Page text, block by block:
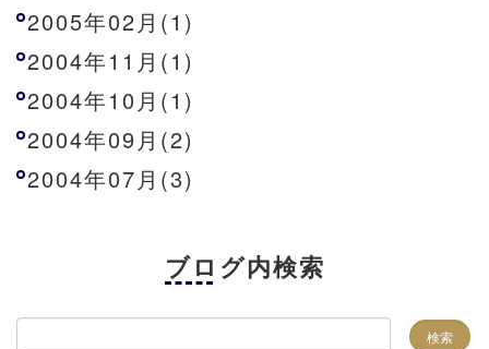
2005年02月(1)
2004年11月(1)
2004年10月(1)
2004年09月(2)
2004年07月(3)
ブログ内検索